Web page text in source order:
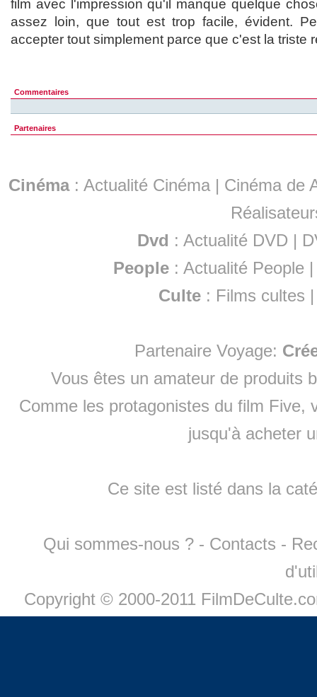
film avec l'impression qu'il manque quelque
assez loin, que tout est trop facile, évident.
accepter tout simplement parce que c'est la triste
Commentaires
Partenaires
Cinéma: Actualité Cinéma | Cinéma de
Dvd : Actualité DVD |
People :Actualité People
Culte : Films cultes
Partenaire Voyage:
Vous êtes un amateur de produits
Comme les protagonistes du film Five,
jusqu'à acheter
Ce site est listé dans la
Qui sommes-nous ? - Contacts -
Copyright © 2000-2011